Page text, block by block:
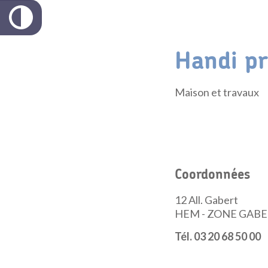
Handi
Maison et travaux
Coordonnées
12 All. Gabert
HEM - ZONE
Tél. 03 20 68 50 00